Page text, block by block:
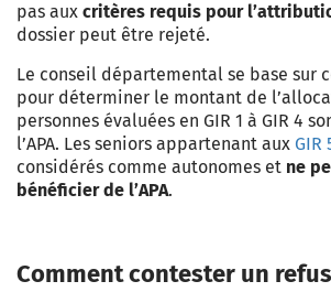
pas aux critères requis pour
dossier peut être rejeté.
Le conseil départemental se base sur
pour déterminer le montant de
personnes évaluées en GIR 1 à GIR 4
l’APA. Les seniors appartenant aux GIR
considérés comme autonomes et ne
bénéficier de l’APA.
Comment contester un refus